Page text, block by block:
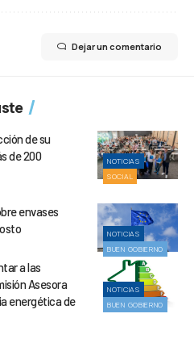
Dejar un comentario
NOTICIAS
SOCIAL
de su
de 200
NOTICIAS
BUEN GOBIERNO
envases
NOTICIAS
BUEN GOBIERNO
a las
Asesora
energética de